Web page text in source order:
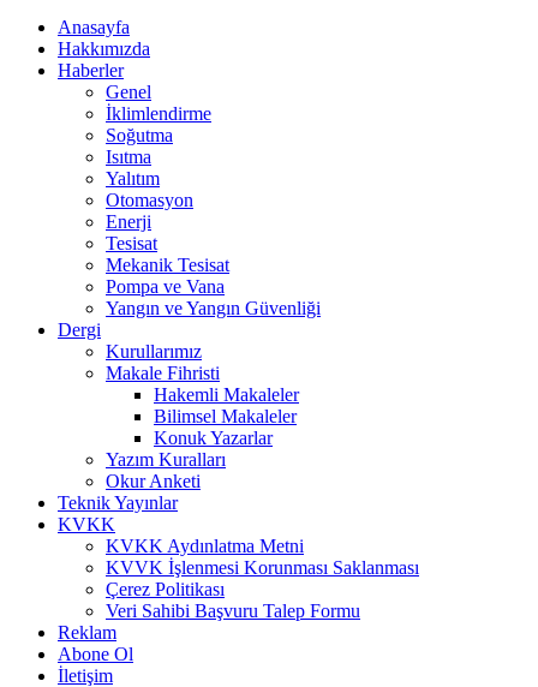
Anasayfa
Hakkımızda
Haberler
Genel
İklimlendirme
Soğutma
Isıtma
Yalıtım
Otomasyon
Enerji
Tesisat
Mekanik Tesisat
Pompa ve Vana
Yangın ve Yangın Güvenliği
Dergi
Kurullarımız
Makale Fihristi
Hakemli Makaleler
Bilimsel Makaleler
Konuk Yazarlar
Yazım Kuralları
Okur Anketi
Teknik Yayınlar
KVKK
KVKK Aydınlatma Metni
KVVK İşlenmesi Korunması Saklanması
Çerez Politikası
Veri Sahibi Başvuru Talep Formu
Reklam
Abone Ol
İletişim